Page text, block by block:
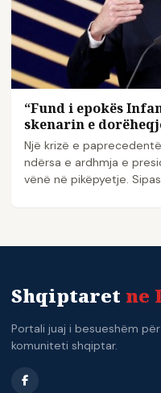
“Fund i epokës
skenarin e
Një krizë e
ndërsa e ardhmja e
vënë në pikëpyetje.
Shqiptaret ne
Portali juaj i besueshëm
komuniteti shqiptar.